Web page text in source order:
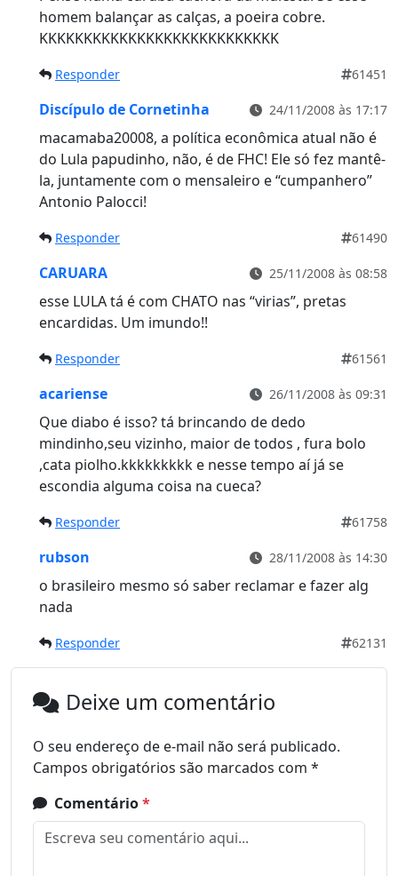
homem balançar as calças, a poeira cobre.
KKKKKKKKKKKKKKKKKKKKKKKKKKK
Responder 61451
Discípulo de Cornetinha 24/11/2008 às 17:17
macamaba20008, a política econômica atual não é
do Lula papudinho, não, é de FHC! Ele só fez mantê-
la, juntamente com o mensaleiro e “cumpanhero”
Antonio Palocci!
Responder 61490
CARUARA 25/11/2008 às 08:58
esse LULA tá é com CHATO nas “virias”, pretas
encardidas. Um imundo!!
Responder 61561
acariense 26/11/2008 às 09:31
Que diabo é isso? tá brincando de dedo
mindinho,seu vizinho, maior de todos , fura bolo
,cata piolho.kkkkkkkkk e nesse tempo aí já se
escondia alguma coisa na cueca?
Responder 61758
rubson 28/11/2008 às 14:30
o brasileiro mesmo só saber reclamar e fazer alg
nada
Responder 62131
Deixe um comentário
O seu endereço de e-mail não será publicado.
Campos obrigatórios são marcados com *
Comentário*